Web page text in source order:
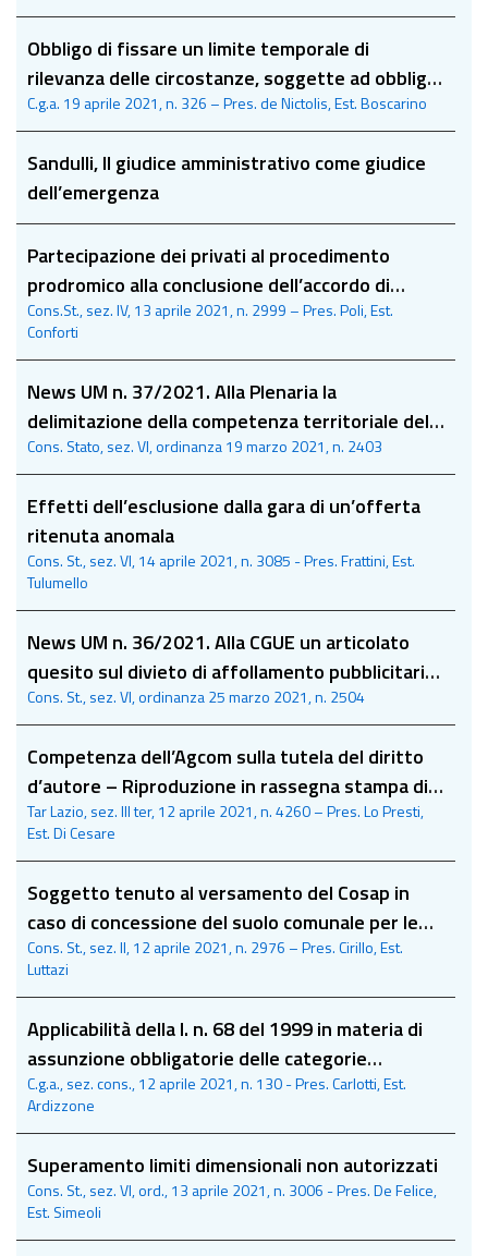
Obbligo di fissare un limite temporale di
rilevanza delle circostanze, soggette ad obblighi
dichiarativi di gravi illeciti professionali
C.g.a. 19 aprile 2021, n. 326 – Pres. de Nictolis, Est. Boscarino
Sandulli, Il giudice amministrativo come giudice
dell’emergenza
Partecipazione dei privati al procedimento
prodromico alla conclusione dell’accordo di
programma finalizzato all’attuazione di opere
pubbliche
Cons.St., sez. IV, 13 aprile 2021, n. 2999 – Pres. Poli, Est.
Conforti
News UM n. 37/2021. Alla Plenaria la
delimitazione della competenza territoriale del
TRGA di Bolzano
Cons. Stato, sez. VI, ordinanza 19 marzo 2021, n. 2403
Effetti dell’esclusione dalla gara di un’offerta
ritenuta anomala
Cons. St., sez. VI, 14 aprile 2021, n. 3085 - Pres. Frattini, Est.
Tulumello
News UM n. 36/2021. Alla CGUE un articolato
quesito sul divieto di affollamento pubblicitario
e sul suo ambito applicativo
Cons. St., sez. VI, ordinanza 25 marzo 2021, n. 2504
Competenza dell’Agcom sulla tutela del diritto
d’autore – Riproduzione in rassegna stampa di
articoli recanti la clausola di riproduzione
riservata
Tar Lazio, sez. III ter, 12 aprile 2021, n. 4260 – Pres. Lo Presti,
Est. Di Cesare
Soggetto tenuto al versamento del Cosap in
caso di concessione del suolo comunale per le
infrastrutture di telecomunicazione
Cons. St., sez. II, 12 aprile 2021, n. 2976 – Pres. Cirillo, Est.
Luttazi
Applicabilità della l. n. 68 del 1999 in materia di
assunzione obbligatorie delle categorie
protette presso le società partecipate della
Regione Siciliana
C.g.a., sez. cons., 12 aprile 2021, n. 130 - Pres. Carlotti, Est.
Ardizzone
Superamento limiti dimensionali non autorizzati
Cons. St., sez. VI, ord., 13 aprile 2021, n. 3006 - Pres. De Felice,
Est. Simeoli